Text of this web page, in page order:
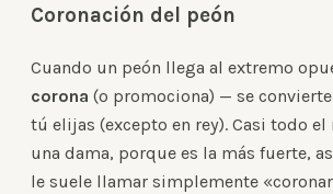
Coronación del peón
Cuando un peón llega al extremo
corona (o promociona) — se
tú elijas (excepto en rey). Casi todo
una dama, porque es la más fuerte,
le suele llamar simplemente